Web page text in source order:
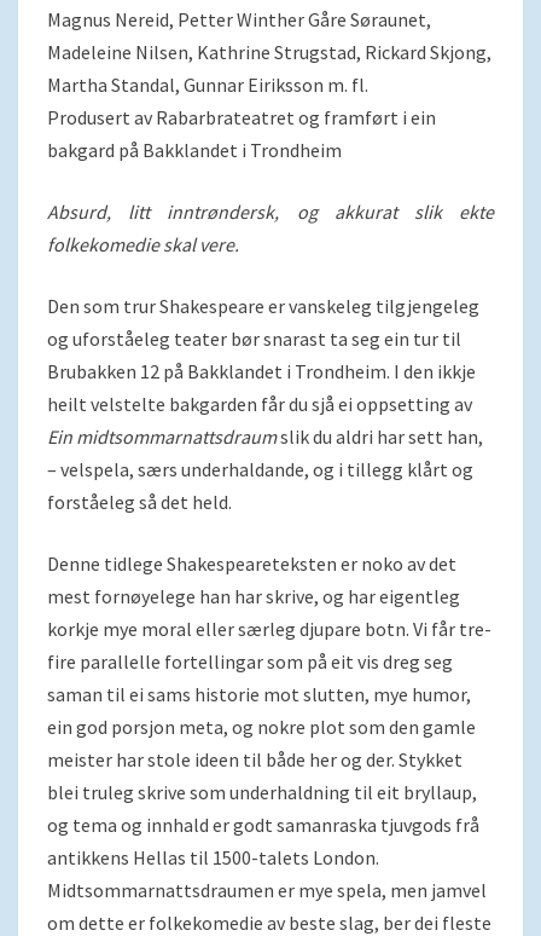
Magnus Nereid, Petter Winther Gåre Søraunet,
Madeleine Nilsen, Kathrine Strugstad, Rickard Skjong,
Martha Standal, Gunnar Eiriksson m. fl.
Produsert av Rabarbrateatret og framført i ein
bakgard på Bakklandet i Trondheim
Absurd, litt inntrøndersk, og akkurat slik ekte
folkekomedie skal vere.
Den som trur Shakespeare er vanskeleg tilgjengeleg
og uforståeleg teater bør snarast ta seg ein tur til
Brubakken 12 på Bakklandet i Trondheim. I den ikkje
heilt velstelte bakgarden får du sjå ei oppsetting av
Ein midtsommarnattsdraumslik du aldri har sett han,
– velspela, særs underhaldande, og i tillegg klårt og
forståeleg så det held.
Denne tidlege Shakespeareteksten er noko av det
mest fornøyelege han har skrive, og har eigentleg
korkje mye moral eller særleg djupare botn. Vi får tre-
fire parallelle fortellingar som på eit vis dreg seg
saman til ei sams historie mot slutten, mye humor,
ein god porsjon meta, og nokre plot som den gamle
meister har stole ideen til både her og der. Stykket
blei truleg skrive som underhaldning til eit bryllaup,
og tema og innhald er godt samanraska tjuvgods frå
antikkens Hellas til 1500-talets London.
Midtsommarnattsdraumen er mye spela, men jamvel
om dette er folkekomedie av beste slag, ber dei fleste